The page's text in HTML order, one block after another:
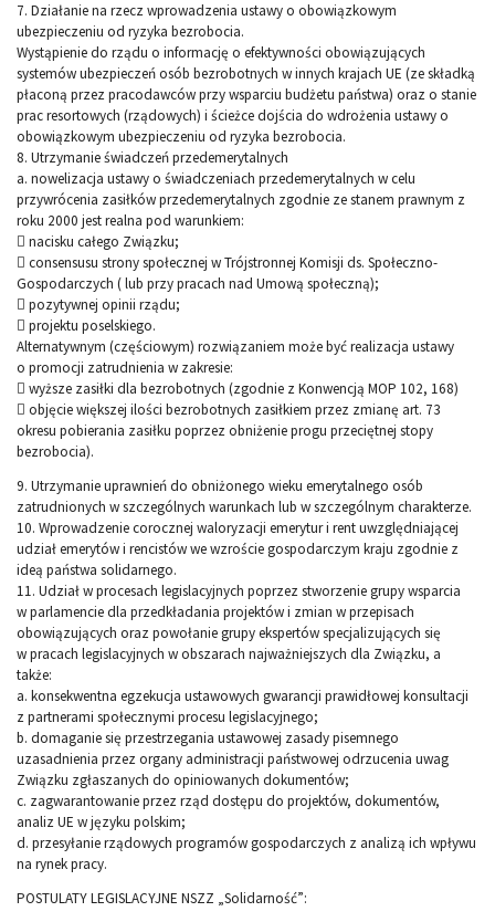
7. Działanie na rzecz wprowadzenia ustawy o obowiązkowym
ubezpieczeniu od ryzyka bezrobocia.
Wystąpienie do rządu o informację o efektywności obowiązujących
systemów ubezpieczeń osób bezrobotnych w innych krajach UE (ze składką
płaconą przez pracodawców przy wsparciu budżetu państwa) oraz o stanie
prac resortowych (rządowych) i ścieżce dojścia do wdrożenia ustawy o
obowiązkowym ubezpieczeniu od ryzyka bezrobocia.
8. Utrzymanie świadczeń przedemerytalnych
a. nowelizacja ustawy o świadczeniach przedemerytalnych w celu
przywrócenia zasiłków przedemerytalnych zgodnie ze stanem prawnym z
roku 2000 jest realna pod warunkiem:
 nacisku całego Związku;
 consensusu strony społecznej w Trójstronnej Komisji ds. Społeczno-
Gospodarczych ( lub przy pracach nad Umową społeczną);
 pozytywnej opinii rządu;
 projektu poselskiego.
Alternatywnym (częściowym) rozwiązaniem może być realizacja ustawy
o promocji zatrudnienia w zakresie:
 wyższe zasiłki dla bezrobotnych (zgodnie z Konwencją MOP 102, 168)
 objęcie większej ilości bezrobotnych zasiłkiem przez zmianę art. 73
okresu pobierania zasiłku poprzez obniżenie progu przeciętnej stopy
bezrobocia).
9. Utrzymanie uprawnień do obniżonego wieku emerytalnego osób
zatrudnionych w szczególnych warunkach lub w szczególnym charakterze.
10. Wprowadzenie corocznej waloryzacji emerytur i rent uwzględniającej
udział emerytów i rencistów we wzroście gospodarczym kraju zgodnie z
ideą państwa solidarnego.
11. Udział w procesach legislacyjnych poprzez stworzenie grupy wsparcia
w parlamencie dla przedkładania projektów i zmian w przepisach
obowiązujących oraz powołanie grupy ekspertów specjalizujących się
w pracach legislacyjnych w obszarach najważniejszych dla Związku, a
także:
a. konsekwentna egzekucja ustawowych gwarancji prawidłowej konsultacji
z partnerami społecznymi procesu legislacyjnego;
b. domaganie się przestrzegania ustawowej zasady pisemnego
uzasadnienia przez organy administracji państwowej odrzucenia uwag
Związku zgłaszanych do opiniowanych dokumentów;
c. zagwarantowanie przez rząd dostępu do projektów, dokumentów,
analiz UE w języku polskim;
d. przesyłanie rządowych programów gospodarczych z analizą ich wpływu
na rynek pracy.
POSTULATY LEGISLACYJNE NSZZ „Solidarność”: